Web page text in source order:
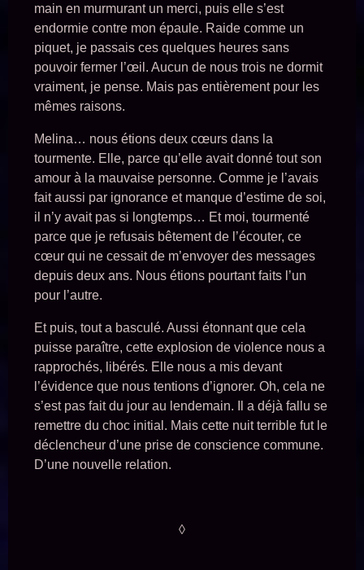
main en murmurant un merci, puis elle s’est
endormie contre mon épaule. Raide comme un
piquet, je passais ces quelques heures sans
pouvoir fermer l’œil. Aucun de nous trois ne dormit
vraiment, je pense. Mais pas entièrement pour les
mêmes raisons.
Melina… nous étions deux cœurs dans la
tourmente. Elle, parce qu’elle avait donné tout son
amour à la mauvaise personne. Comme je l’avais
fait aussi par ignorance et manque d’estime de soi,
il n’y avait pas si longtemps… Et moi, tourmenté
parce que je refusais bêtement de l’écouter, ce
cœur qui ne cessait de m’envoyer des messages
depuis deux ans. Nous étions pourtant faits l’un
pour l’autre.
Et puis, tout a basculé. Aussi étonnant que cela
puisse paraître, cette explosion de violence nous a
rapprochés, libérés. Elle nous a mis devant
l’évidence que nous tentions d’ignorer. Oh, cela ne
s’est pas fait du jour au lendemain. Il a déjà fallu se
remettre du choc initial. Mais cette nuit terrible fut le
déclencheur d’une prise de conscience commune.
D’une nouvelle relation.
◊